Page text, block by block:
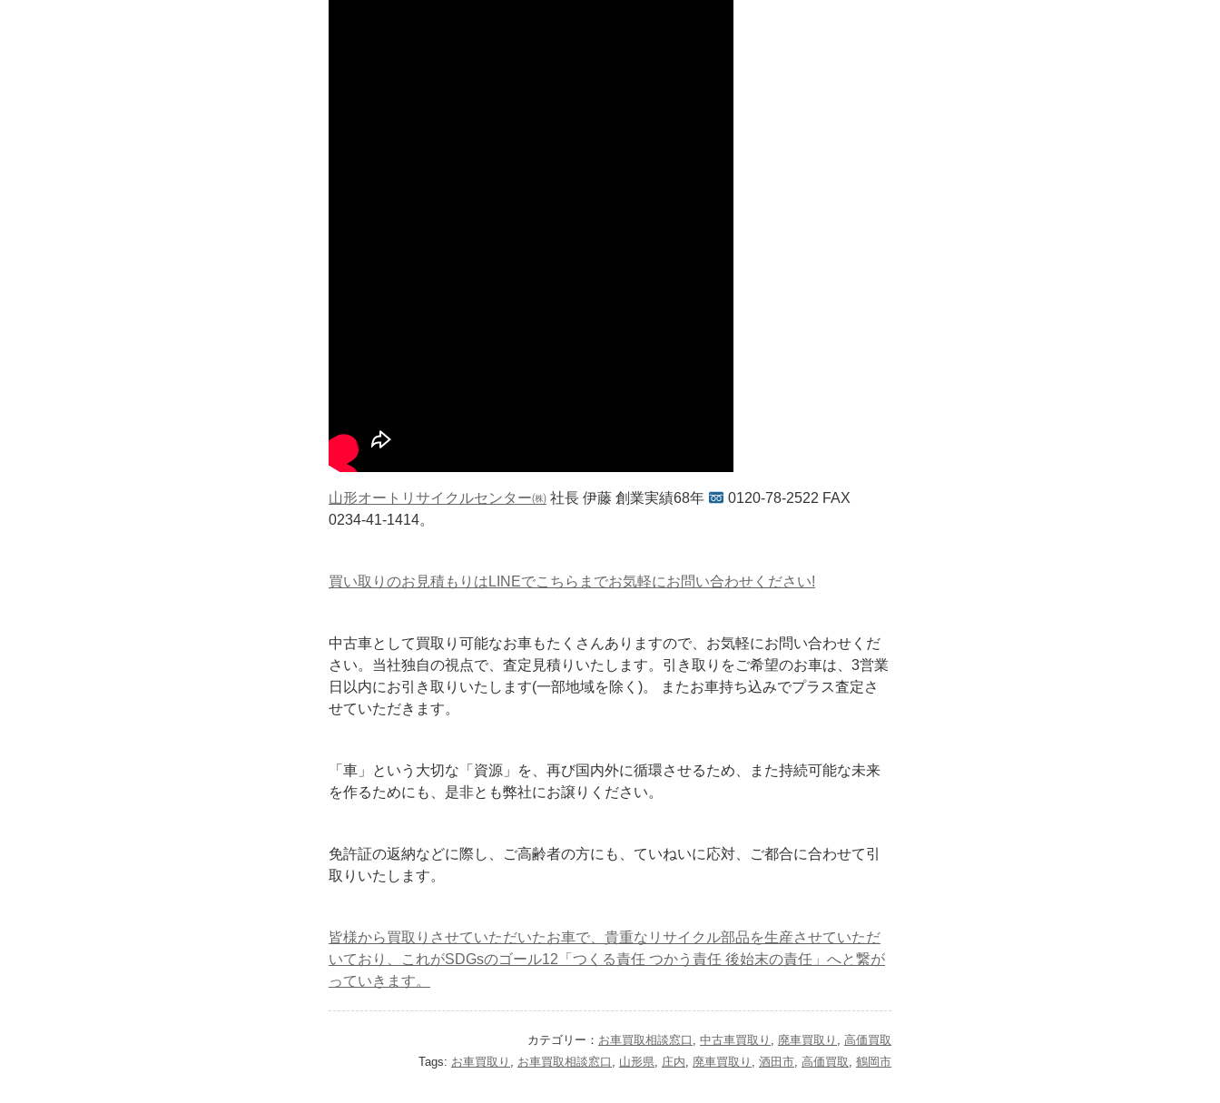
山形オートリサイクルセンター㈱ 社長 伊藤 創業実績68年
0120-78-2522 FAX
0234-41-1414。
買い取りのお見積もりはLINEでこちらまでお気軽にお問い合わせください!
中古車として買取り可能なお車もたくさんありますので、お気軽にお問い合わせくだ
さい。当社独自の視点で、査定見積りいたします。引き取りをご希望のお車は、3営業
日以内にお引き取りいたします(一部地域を除く)。 またお車持ち込みでプラス査定さ
せていただきます。
「車」という大切な「資源」を、再び国内外に循環させるため、また持続可能な未来
を作るためにも、是非とも弊社にお譲りください。
免許証の返納などに際し、ご高齢者の方にも、ていねいに応対、ご都合に合わせて引
取りいたします。
皆様から買取りさせていただいたお車で、貴重なリサイクル部品を生産させていただ
いており、これがSDGsのゴール12「つくる責任 つかう責任 後始末の責任」へと繋が
っていきます。
カテゴリー： お車買取相談窓口 , 中古車買取り , 廃車買取り , 高価買取
Tags: お車買取り , お車買取相談窓口 , 山形県, 庄内, 廃車買取り , 酒田市, 高価買取 , 鶴岡市